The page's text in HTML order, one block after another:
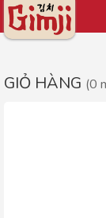
GIỎ HÀNG (0